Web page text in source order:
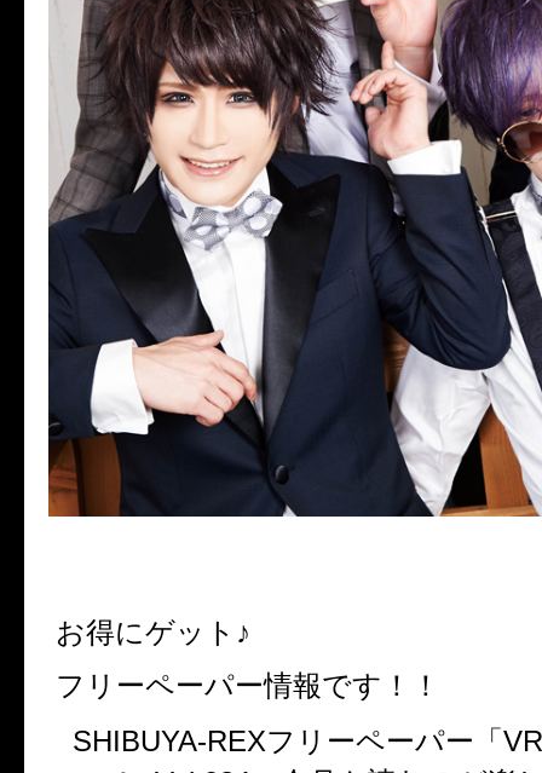
お得にゲット♪
フリーペーパー情報です！！
SHIBUYA-REXフリーペーパー「